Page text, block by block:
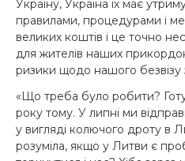
Україну, Україна їх має
правилами, процедурами і
великих коштів і це точно
для жителів наших
ризики щодо нашого безвізу
«Що треба було робити?
року тому. У липні ми
у вигляді колючого дроту в
розуміла, якщо у Литви є